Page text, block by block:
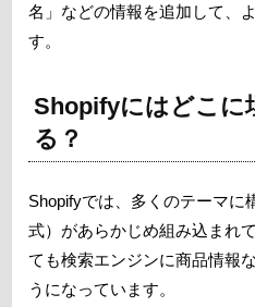
名」などの情報を追加して、
す。
Shopifyにはどこに
る？
Shopifyでは、多くのテーマに
式）があらかじめ組み込まれ
ても検索エンジンに商品情報
うになっています。